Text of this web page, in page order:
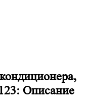
Описание